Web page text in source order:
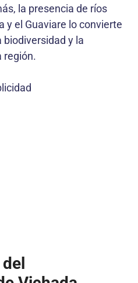
la presencia de ríos
y el Guaviare lo convierte
biodiversidad y la
región.